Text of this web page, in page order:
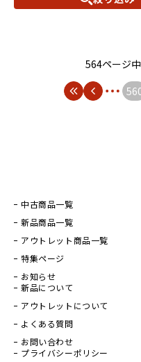
564ページ
中古商品一覧
新品商品一覧
アウトレット商品一覧
特集ページ
お知らせ
新品について
アウトレットについて
よくある質問
お問い合わせ
プライバシーポリシー